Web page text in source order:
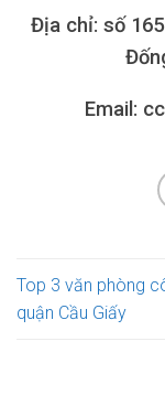
Địa chỉ: số
Email:
Top 3 văn phòng
quận Cầu Giấy